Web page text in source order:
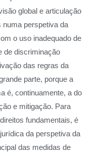
global e articulação
perspetiva da
o uso inadequado de
de discriminação
das regras da
parte, porque a
é, continuamente, a do
e mitigação. Para
fundamentais, é
da perspetiva da
das medidas de